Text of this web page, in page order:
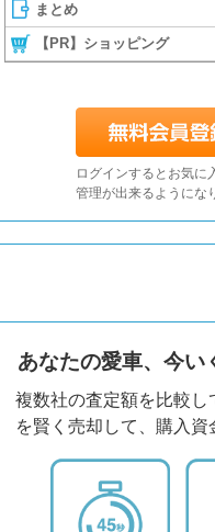
まとめ
【PR】ショッピング
ログインするとお気に
管理が出来るようにな
あなたの愛車、今い
複数社の査定額を比較
を賢く売却して、購入資